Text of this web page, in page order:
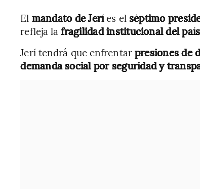
El mandato de Jeríes el séptimo
refleja lafragilidad institucional del país
Jerí tendrá que enfrentarpresiones de
demanda social por seguridad y